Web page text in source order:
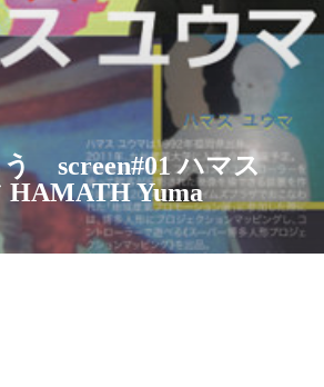
う screen#01 ハマス
HAMATH Yuma